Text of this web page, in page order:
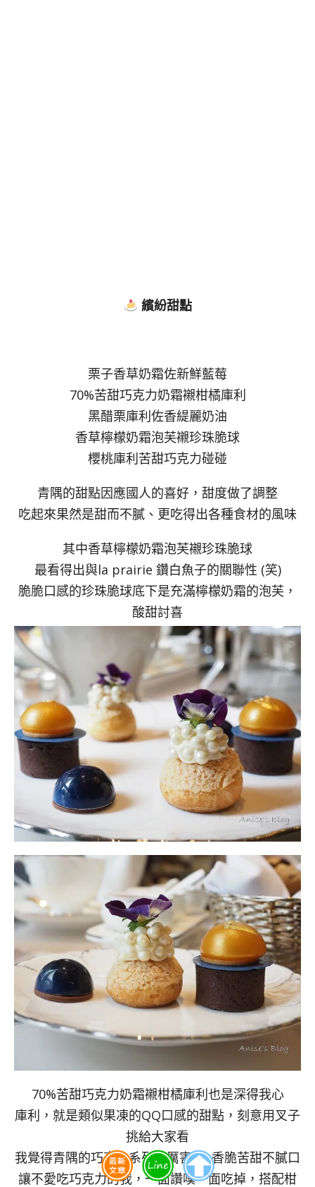
繽紛甜點
栗子香草奶霜佐新鮮藍莓
70%苦甜巧克力奶霜襯柑橘庫利
黑醋栗庫利佐香緹麗奶油
香草檸檬奶霜泡芙襯珍珠脆球
櫻桃庫利苦甜巧克力碰碰
青隅的甜點因應國人的喜好，甜度做了調整
吃起來果然是甜而不膩、更吃得出各種食材的風味
其中香草檸檬奶霜泡芙襯珍珠脆球
最看得出與la prairie 鑽白魚子的關聯性 (笑)
脆脆口感的珍珠脆球底下是充滿檸檬奶霜的泡芙，
酸甜討喜
70%苦甜巧克力奶霜襯柑橘庫利也是深得我心
庫利，就是類似果凍的QQ口感的甜點，刻意用叉子
挑給大家看
我覺得青隅的巧克力系列超厲害耶~香脆苦甜不膩口
讓不愛吃巧克力的我，一面讚嘆一面吃掉，搭配柑